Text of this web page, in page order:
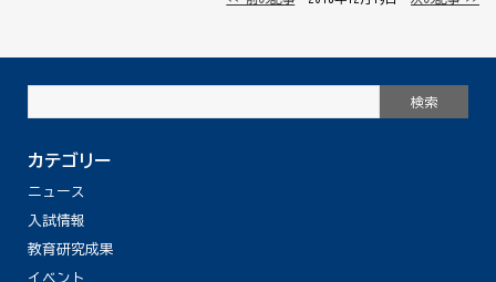
カテゴリー
ニュース
入試情報
教育研究成果
イベント